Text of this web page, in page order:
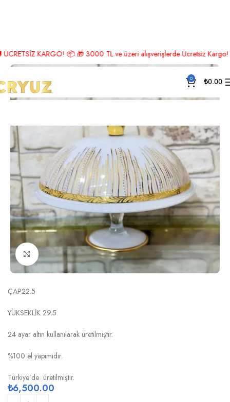
📦 🎁 3000 TL ve üzeri alışverişlerde Ücretsiz Kargo! 🎉
0 ₺0.00
Ana Sayfa Fanus
Click to enlarge
ÇAP22.5
YÜKSEKLİK 29.5
24 ayar altın kullanılarak üretilmiştir.
%100 el yapımıdır.
Türkiye’de üretilmiştir.
₺6,500.00